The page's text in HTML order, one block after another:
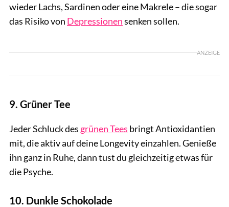
wieder Lachs, Sardinen oder eine Makrele – die sogar
das Risiko von Depressionensenken sollen.
ANZEIGE
9. Grüner Tee
Jeder Schluck des grünen Tees bringt Antioxidantien
mit, die aktiv auf deine Longevity einzahlen. Genieße
ihn ganz in Ruhe, dann tust du gleichzeitig etwas für
die Psyche.
10. Dunkle Schokolade